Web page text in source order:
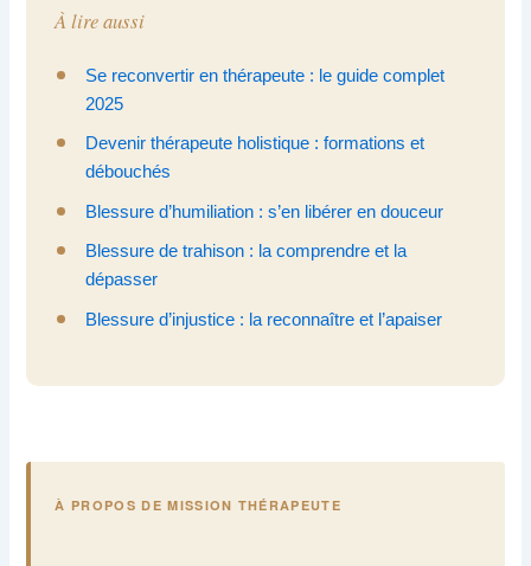
À lire aussi
Se reconvertir en thérapeute : le guide complet
2025
Devenir thérapeute holistique : formations et
débouchés
Blessure d’humiliation : s’en libérer en douceur
Blessure de trahison : la comprendre et la
dépasser
Blessure d’injustice : la reconnaître et l’apaiser
À PROPOS DE MISSION THÉRAPEUTE